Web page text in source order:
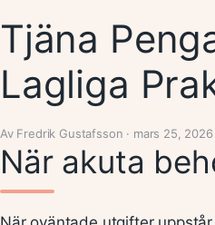
Tjäna
Lagliga
Av Fredrik Gustafsson · mars 25, 2026
När akuta